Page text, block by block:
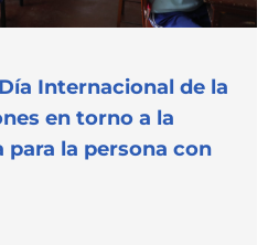
Internacional de la
en torno a la
la persona con